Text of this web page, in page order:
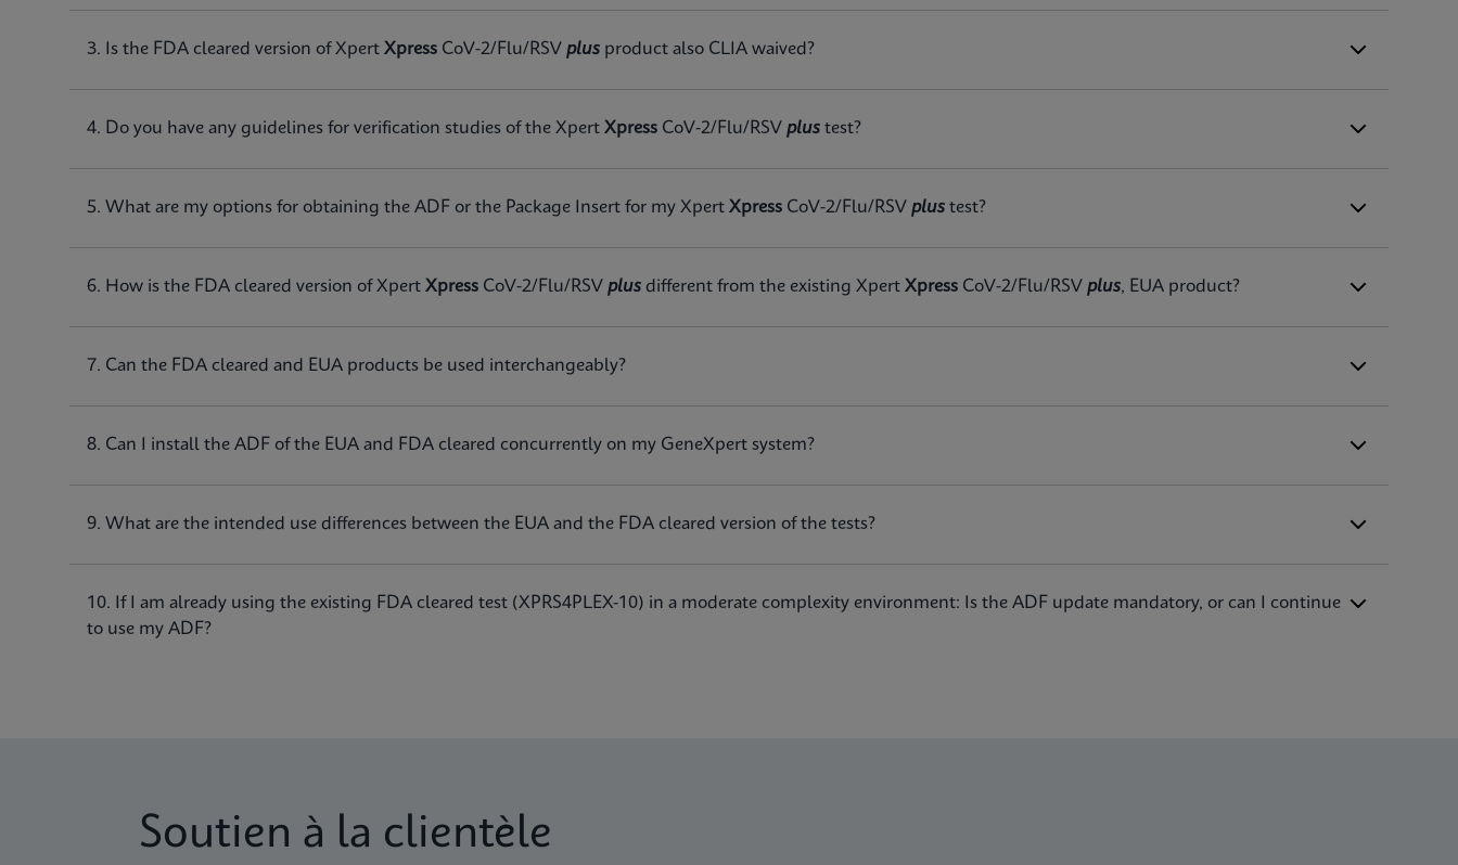
3. Is the FDA cleared version of Xpert Xpress CoV-2/Flu/RSV plus product also CLIA waived?
4. Do you have any guidelines for verification studies of the Xpert Xpress CoV-2/Flu/RSV plus test?
5. What are my options for obtaining the ADF or the Package Insert for my Xpert Xpress CoV-2/Flu/RSV plus test?
6. How is the FDA cleared version of Xpert Xpress CoV-2/Flu/RSV plus different from the existing Xpert Xpress CoV-2/Flu/RSV plus, EUA product?
7. Can the FDA cleared and EUA products be used interchangeably?
8. Can I install the ADF of the EUA and FDA cleared concurrently on my GeneXpert system?
9. What are the intended use differences between the EUA and the FDA cleared version of the tests?
10. If I am already using the existing FDA cleared test (XPRS4PLEX-10) in a moderate complexity environment: Is the ADF update mandatory, or can I continue
to use my ADF?
Soutien à la clientèle